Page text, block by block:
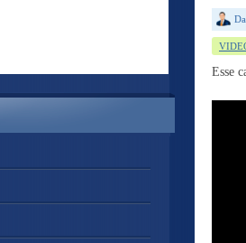
Esse